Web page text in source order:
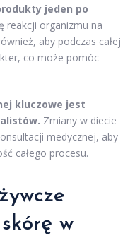
jeden po
reakcji organizmu na
aby podczas całej
co może pomóc
kluczowe jest
Zmiany w diecie
medycznej, aby
całego procesu.
w